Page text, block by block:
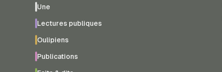
Une
Lectures publiques
Oulipiens
Publications